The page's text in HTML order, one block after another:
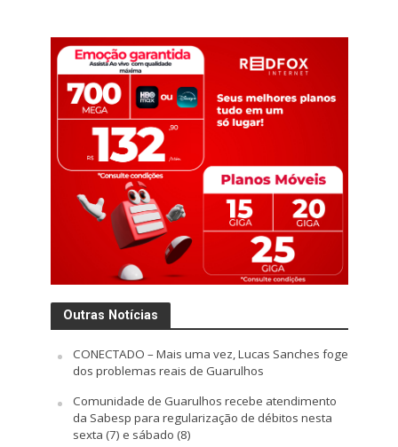
Outras Notícias
CONECTADO – Mais uma vez, Lucas Sanches foge
dos problemas reais de Guarulhos
Comunidade de Guarulhos recebe atendimento
da Sabesp para regularização de débitos nesta
sexta (7) e sábado (8)